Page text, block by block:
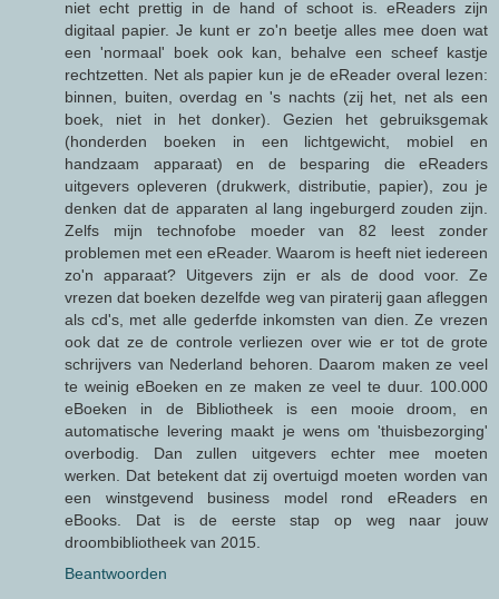
niet echt prettig in de hand of schoot is. eReaders zijn
digitaal papier. Je kunt er zo'n beetje alles mee doen wat
een 'normaal' boek ook kan, behalve een scheef kastje
rechtzetten. Net als papier kun je de eReader overal lezen:
binnen, buiten, overdag en 's nachts (zij het, net als een
boek, niet in het donker). Gezien het gebruiksgemak
(honderden boeken in een lichtgewicht, mobiel en
handzaam apparaat) en de besparing die eReaders
uitgevers opleveren (drukwerk, distributie, papier), zou je
denken dat de apparaten al lang ingeburgerd zouden zijn.
Zelfs mijn technofobe moeder van 82 leest zonder
problemen met een eReader. Waarom is heeft niet iedereen
zo'n apparaat? Uitgevers zijn er als de dood voor. Ze
vrezen dat boeken dezelfde weg van piraterij gaan afleggen
als cd's, met alle gederfde inkomsten van dien. Ze vrezen
ook dat ze de controle verliezen over wie er tot de grote
schrijvers van Nederland behoren. Daarom maken ze veel
te weinig eBoeken en ze maken ze veel te duur. 100.000
eBoeken in de Bibliotheek is een mooie droom, en
automatische levering maakt je wens om 'thuisbezorging'
overbodig. Dan zullen uitgevers echter mee moeten
werken. Dat betekent dat zij overtuigd moeten worden van
een winstgevend business model rond eReaders en
eBooks. Dat is de eerste stap op weg naar jouw
droombibliotheek van 2015.
Beantwoorden